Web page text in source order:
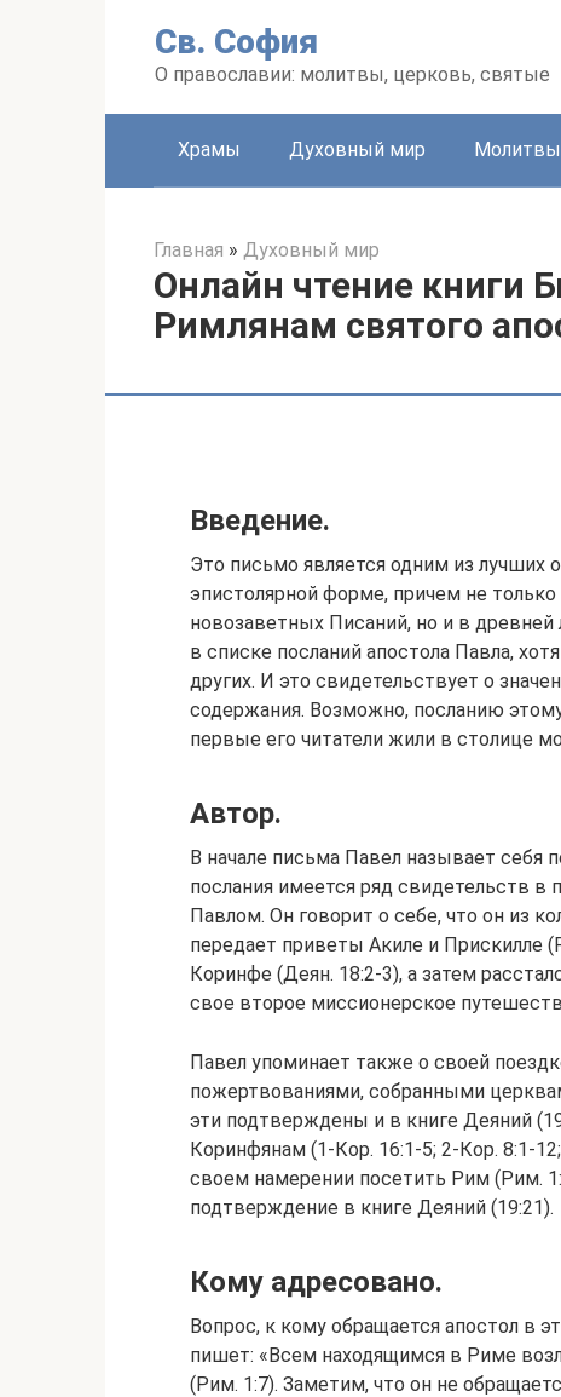
Св. София
О православии: молитвы, церковь, святые
Храмы Духовный мир Молитвы
Главная » Духовный мир
Онлайн чтение книги
Римлянам святого
Введение.
Это письмо является одним из лучших
эпистолярной форме, причем не
новозаветных Писаний, но и в
в списке посланий апостола Павла,
других. И это свидетельствует о
содержания. Возможно, посланию
первые его читатели жили в столице
Автор.
В начале письма Павел называет себя
послания имеется ряд свидетельств в
Павлом. Он говорит о себе, что он из
передает приветы Акиле и Прискилле
Коринфе (Деян. 18:2-3), а затем
свое второе миссионерское
Павел упоминает также о своей
пожертвованиями, собранными
эти подтверждены и в книге Деяний
Коринфянам (1-Кор. 16:1-5; 2-Кор. 8:1-
своем намерении посетить Рим (Рим.
подтверждение в книге Деяний (19:21).
Кому адресовано.
Вопрос, к кому обращается апостол в
пишет: «Всем находящимся в Риме
(Рим. 1:7). Заметим, что он не